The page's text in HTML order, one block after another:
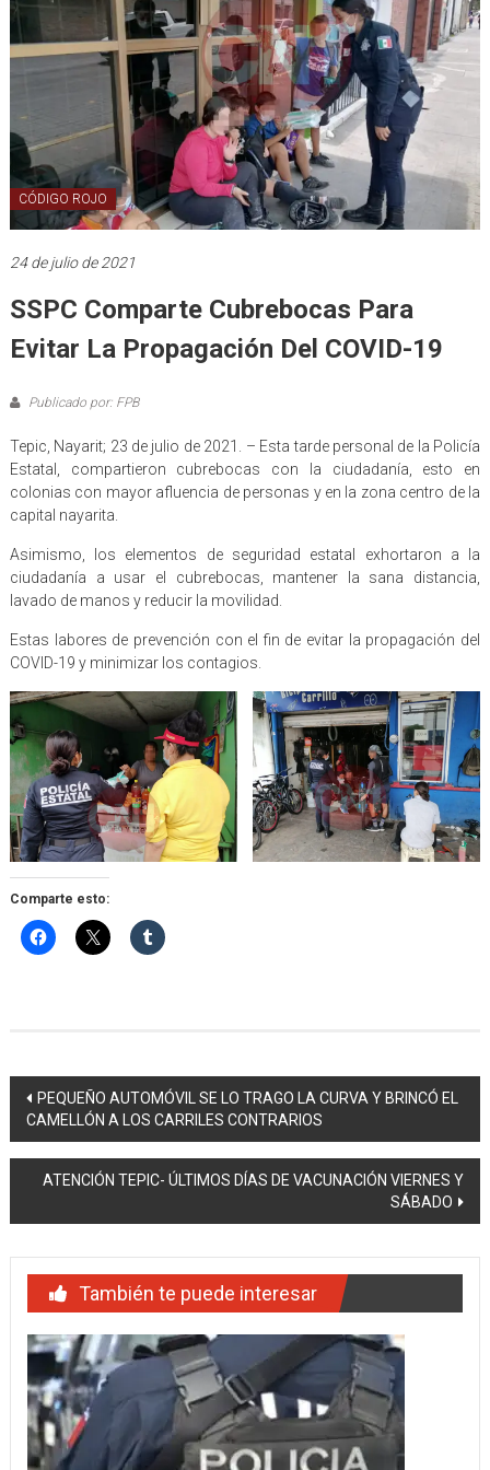
CÓDIGO ROJO
24 de julio de 2021
SSPC Comparte Cubrebocas Para
Evitar La Propagación Del COVID-19
Publicado por: FPB
Tepic, Nayarit; 23 de julio de 2021. – Esta tarde personal de la Policía
Estatal, compartieron cubrebocas con la ciudadanía, esto en
colonias con mayor afluencia de personas y en la zona centro de la
capital nayarita.
Asimismo, los elementos de seguridad estatal exhortaron a la
ciudadanía a usar el cubrebocas, mantener la sana distancia,
lavado de manos y reducir la movilidad.
Estas labores de prevención con el fin de evitar la propagación del
COVID-19 y minimizar los contagios.
Comparte esto:
Navegación
de
entradas
PEQUEÑO AUTOMÓVIL SE LO TRAGO LA CURVA Y BRINCÓ EL
CAMELLÓN A LOS CARRILES CONTRARIOS
ATENCIÓN TEPIC- ÚLTIMOS DÍAS DE VACUNACIÓN VIERNES Y
SÁBADO
También te puede interesar